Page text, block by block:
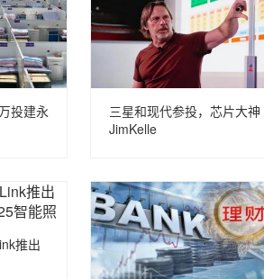
投建永
三星和现代参投，芯片大神
JimKelle
推出